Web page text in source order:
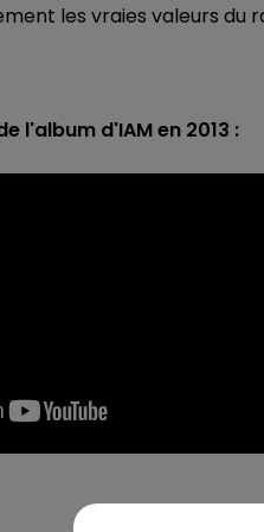
les vraies valeurs du
l'album d'IAM en 2013 :